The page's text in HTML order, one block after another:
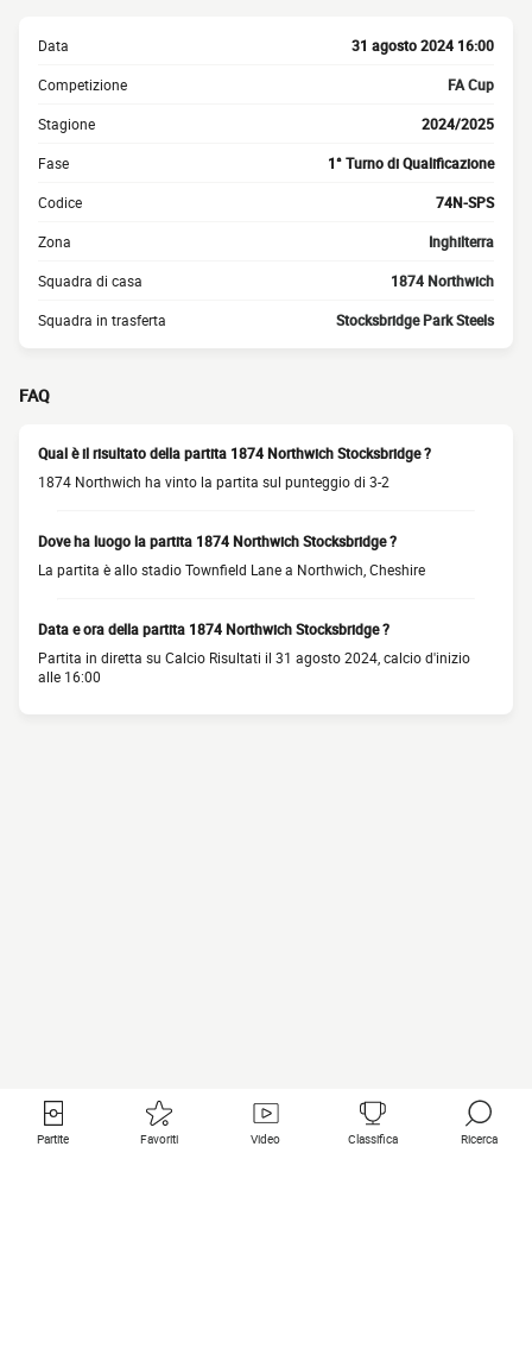
Data 31 agosto 2024 16:00
Competizione FA Cup
Stagione 2024/2025
Fase 1° Turno di Qualificazione
Codice 74N-SPS
Zona Inghilterra
Squadra di casa 1874 Northwich
Squadra in trasferta Stocksbridge Park Steels
FAQ
Qual è il risultato della partita 1874 Northwich Stocksbridge ?
1874 Northwich ha vinto la partita sul punteggio di 3-2
Dove ha luogo la partita 1874 Northwich Stocksbridge ?
La partita è allo stadio Townfield Lane a Northwich, Cheshire
Data e ora della partita 1874 Northwich Stocksbridge ?
Partita in diretta su Calcio Risultati il 31 agosto 2024, calcio d'inizio
alle 16:00
Partite Favoriti Video Classifica Ricerca